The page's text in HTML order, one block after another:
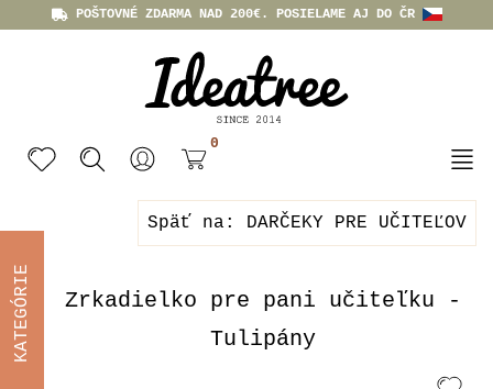
POŠTOVNÉ ZDARMA NAD 200€. POSIELAME AJ DO ČR
0
Späť na: DARČEKY PRE UČITEĽOV
Zrkadielko pre pani učiteľku -
Tulipány
KATEGÓRIE